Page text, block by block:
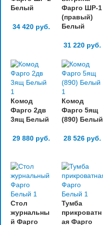
Белый
34 420 руб.
Фарго ШР-1
(правый)
Белый
31 220 руб.
Комод
Фарго 2дв
3ящ Белый
29 880 руб.
Комод
Фарго 5ящ
(890) Белый
28 526 руб.
Стол
журнальны
й Фарго
Тумба
прикроватн
ая Фарго